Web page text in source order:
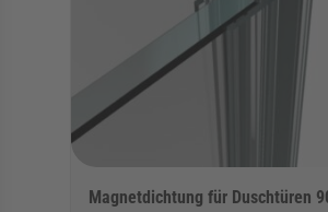
Magnetdichtung für Duschtüren